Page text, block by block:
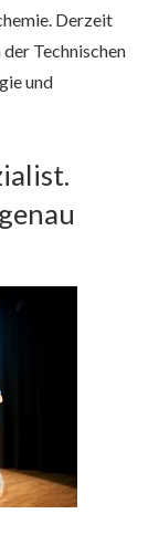
Derzeit
Technischen
und